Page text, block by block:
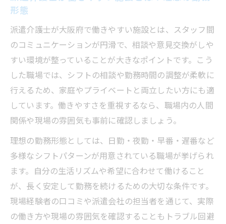
形態
派遣介護士が大阪府で働きやすい施設とは、スタッフ間
のコミュニケーションが円滑で、相談や意見交換がしや
すい環境が整っていることが大きなポイントです。こう
した職場では、シフトの相談や勤務時間の調整が柔軟に
行えるため、家庭やプライベートと両立したい方にも適
しています。働きやすさを重視するなら、職場内の人間
関係や現場の雰囲気も事前に確認しましょう。
理想の勤務形態としては、日勤・夜勤・早番・遅番など
多様なシフトパターンが用意されている職場が挙げられ
ます。自分の生活リズムや希望に合わせて働けること
が、長く安定して勤務を続けるための大切な条件です。
現場経験者の口コミや派遣会社の担当者を通じて、実際
の働き方や現場の雰囲気を確認することもトラブル回避